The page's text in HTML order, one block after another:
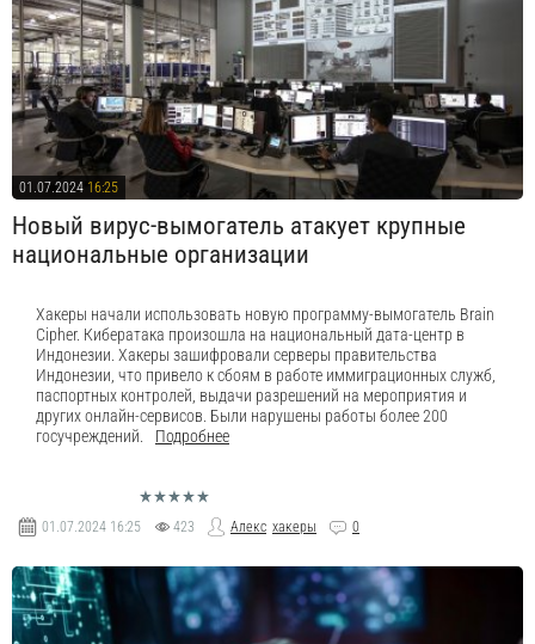
01.07.2024 16:25
Новый вирус-вымогатель атакует крупные
национальные организации
Хакеры начали использовать новую программу-вымогатель Brain
Cipher. Кибератака произошла на национальный дата-центр в
Индонезии. Хакеры зашифровали серверы правительства
Индонезии, что привело к сбоям в работе иммиграционных служб,
паспортных контролей, выдачи разрешений на мероприятия и
других онлайн-сервисов. Были нарушены работы более 200
госучреждений.
Подробнее
01.07.2024 16:25 423 Алекс хакеры 0